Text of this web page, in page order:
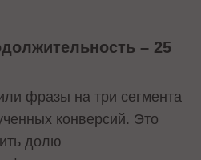
– 25
фразы на три сегмента
конверсий. Это
долю